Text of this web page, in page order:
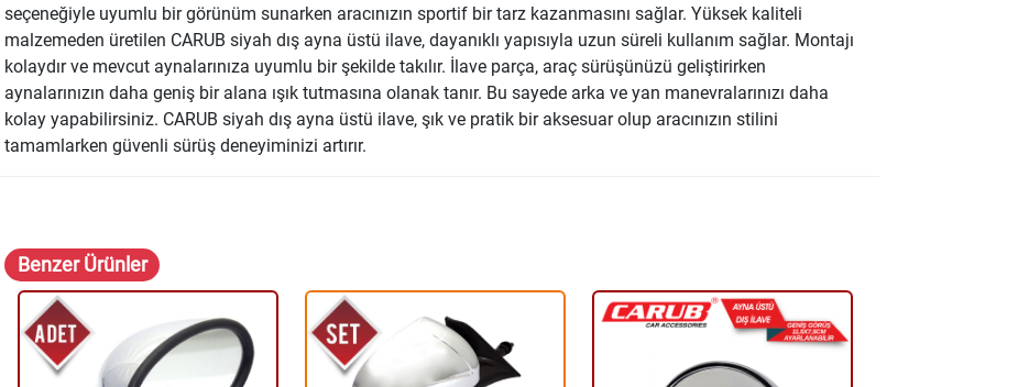
seçeneğiyle uyumlu bir görünüm sunarken aracınızın sportif bir tarz kazanmasını sağlar. Yüksek kaliteli
malzemeden üretilen CARUB siyah dış ayna üstü ilave, dayanıklı yapısıyla uzun süreli kullanım sağlar. Montajı
kolaydır ve mevcut aynalarınıza uyumlu bir şekilde takılır. İlave parça, araç sürüşünüzü geliştirirken
aynalarınızın daha geniş bir alana ışık tutmasına olanak tanır. Bu sayede arka ve yan manevralarınızı daha
kolay yapabilirsiniz. CARUB siyah dış ayna üstü ilave, şık ve pratik bir aksesuar olup aracınızın stilini
tamamlarken güvenli sürüş deneyiminizi artırır.
Benzer Ürünler